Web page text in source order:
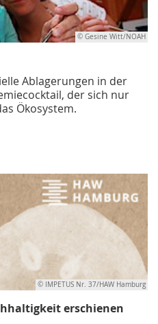
© Gesine Witt/NOAH
Ablagerungen in der
der sich nur
Ökosystem.
© IMPETUS Nr. 37/HAW Hamburg
erschienen